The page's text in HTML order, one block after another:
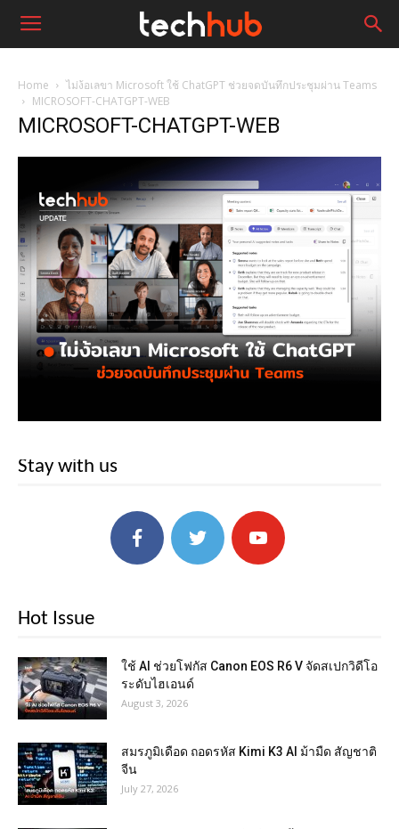
Home
ไม่ง้อเลขา Microsoft ใช้ ChatGPT ช่วยจดบันทึกประชุมผ่าน Teams
MICROSOFT-CHATGPT-WEB
MICROSOFT-CHATGPT-WEB
Stay with us
Hot Issue
ใช้ AI ช่วยโฟกัส Canon EOS R6 V จัดสเปกวิดีโอ
ระดับไฮเอนด์
August 3, 2026
สมรภูมิเดือด ถอดรหัส Kimi K3 AI ม้ามืด สัญชาติ
จีน
July 27, 2026